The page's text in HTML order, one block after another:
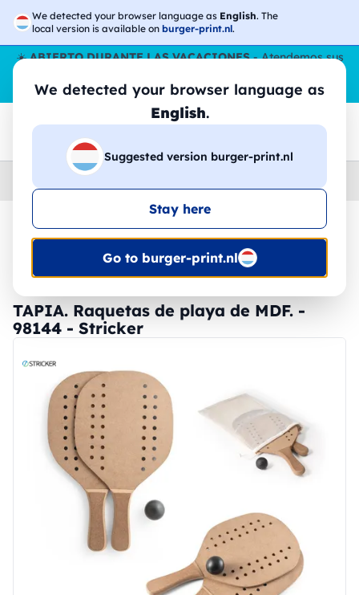
We detected your browser language as English. The
local version is available on burger-print.nl.
We detected your browser language as
English.
Suggested version burger-print.nl
Stay here
Go to burger-print.nl
☀️ABIERTO DURANTE LAS VACACIONES- Atendemos sus
pedidos durante todo el verano, incluso en agosto.
Sin parar
😎🌴
Home
🔥 -30% de impresión DTF
TAPIA. Raquetas de playa de MDF. -
98144 - Stricker